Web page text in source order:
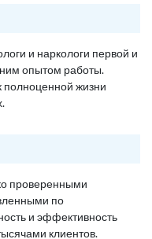
и наркологи первой и
опытом работы.
полноценной жизни
проверенными
по
и эффективность
клиентов.